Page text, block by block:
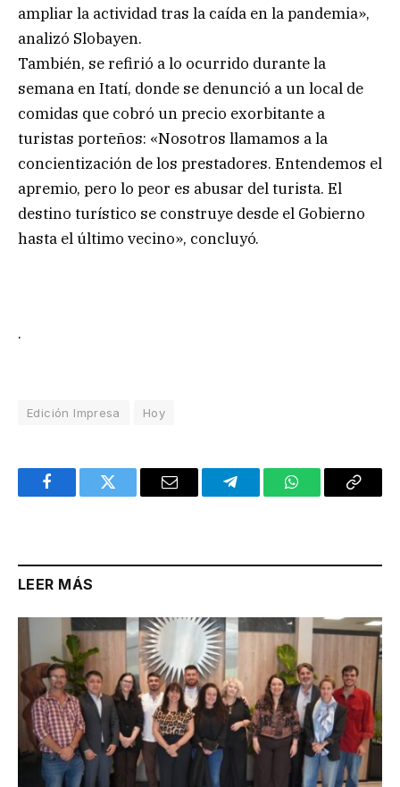
ampliar la actividad tras la caída en la pandemia»,
analizó Slobayen.
También, se refirió a lo ocurrido durante la
semana en Itatí, donde se denunció a un local de
comidas que cobró un precio exorbitante a
turistas porteños: «Nosotros llamamos a la
concientización de los prestadores. Entendemos el
apremio, pero lo peor es abusar del turista. El
destino turístico se construye desde el Gobierno
hasta el último vecino», concluyó.
.
Edición Impresa Hoy
FacebookTwitter Email TelegramWhatsAppCopy
LEER MÁS